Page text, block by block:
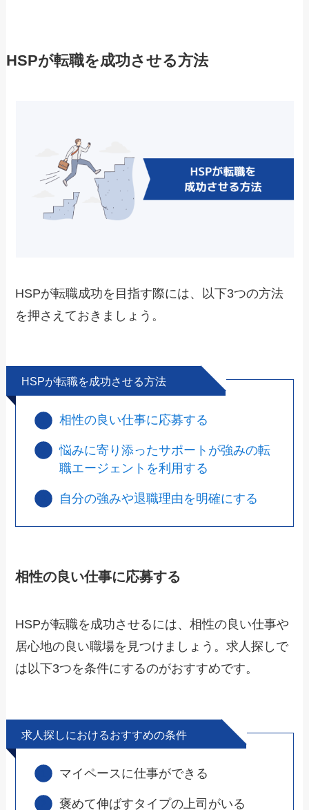
HSPが転職を成功させる方法
HSPが転職成功を目指す際には、以下3つの方法
を押さえておきましょう。
HSPが転職を成功させる方法
相性の良い仕事に応募する
悩みに寄り添ったサポートが強みの転
職エージェントを利用する
自分の強みや退職理由を明確にする
相性の良い仕事に応募する
HSPが転職を成功させるには、相性の良い仕事や
居心地の良い職場を見つけましょう。求人探しで
は以下3つを条件にするのがおすすめです。
求人探しにおけるおすすめの条件
マイペースに仕事ができる
褒めて伸ばすタイプの上司がいる